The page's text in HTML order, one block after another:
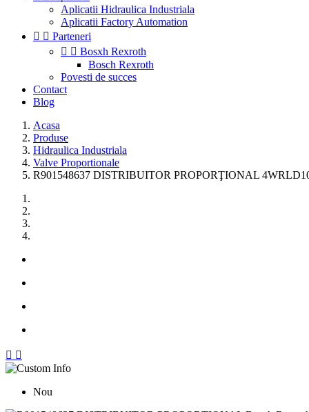
Aplicatii Hidraulica Industriala
Aplicatii Factory Automation
  Parteneri
  Bosxh Rexroth
Bosch Rexroth
Povesti de succes
Contact
Blog
Acasa
Produse
Hidraulica Industriala
Valve Proportionale
R901548637 DISTRIBUITOR PROPORŢIONAL
 
Nou